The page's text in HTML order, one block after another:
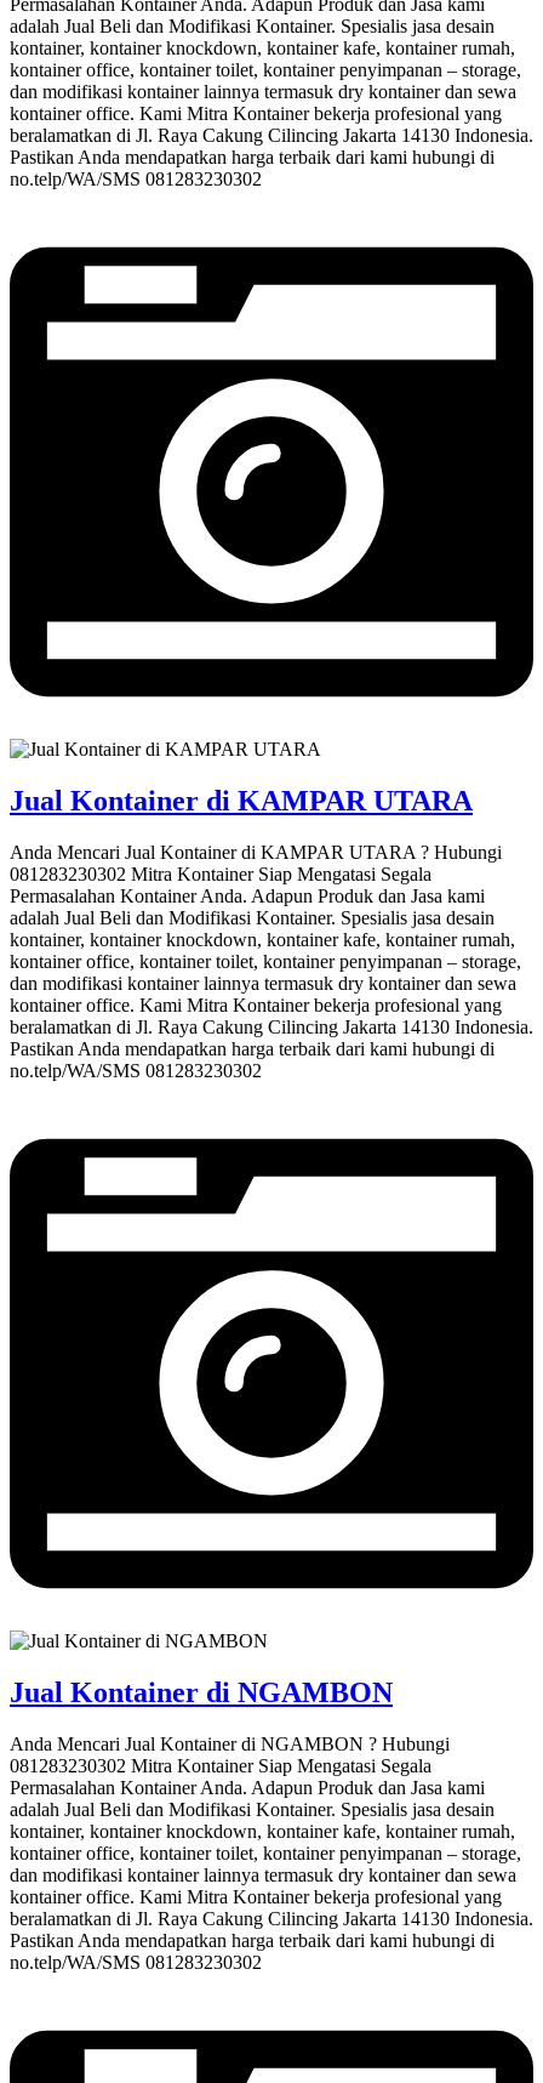
Permasalahan Kontainer Anda. Adapun Produk dan Jasa kami
adalah Jual Beli dan Modifikasi Kontainer. Spesialis jasa desain
kontainer, kontainer knockdown, kontainer kafe, kontainer rumah,
kontainer office, kontainer toilet, kontainer penyimpanan – storage,
dan modifikasi kontainer lainnya termasuk dry kontainer dan sewa
kontainer office. Kami Mitra Kontainer bekerja profesional yang
beralamatkan di Jl. Raya Cakung Cilincing Jakarta 14130 Indonesia.
Pastikan Anda mendapatkan harga terbaik dari kami hubungi di
no.telp/WA/SMS 081283230302
Jual Kontainer di KAMPAR UTARA
Anda Mencari Jual Kontainer di KAMPAR UTARA ? Hubungi
081283230302 Mitra Kontainer Siap Mengatasi Segala
Permasalahan Kontainer Anda. Adapun Produk dan Jasa kami
adalah Jual Beli dan Modifikasi Kontainer. Spesialis jasa desain
kontainer, kontainer knockdown, kontainer kafe, kontainer rumah,
kontainer office, kontainer toilet, kontainer penyimpanan – storage,
dan modifikasi kontainer lainnya termasuk dry kontainer dan sewa
kontainer office. Kami Mitra Kontainer bekerja profesional yang
beralamatkan di Jl. Raya Cakung Cilincing Jakarta 14130 Indonesia.
Pastikan Anda mendapatkan harga terbaik dari kami hubungi di
no.telp/WA/SMS 081283230302
Jual Kontainer di NGAMBON
Anda Mencari Jual Kontainer di NGAMBON ? Hubungi
081283230302 Mitra Kontainer Siap Mengatasi Segala
Permasalahan Kontainer Anda. Adapun Produk dan Jasa kami
adalah Jual Beli dan Modifikasi Kontainer. Spesialis jasa desain
kontainer, kontainer knockdown, kontainer kafe, kontainer rumah,
kontainer office, kontainer toilet, kontainer penyimpanan – storage,
dan modifikasi kontainer lainnya termasuk dry kontainer dan sewa
kontainer office. Kami Mitra Kontainer bekerja profesional yang
beralamatkan di Jl. Raya Cakung Cilincing Jakarta 14130 Indonesia.
Pastikan Anda mendapatkan harga terbaik dari kami hubungi di
no.telp/WA/SMS 081283230302